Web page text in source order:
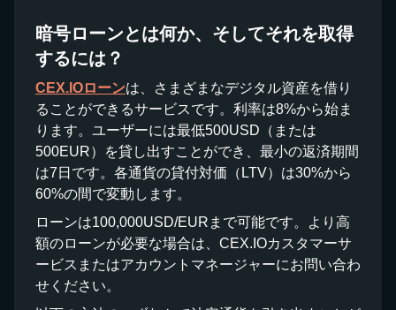
暗号ローンとは何か、そしてそれを取得
するには？
CEX.IOローンは、さまざまなデジタル資産を借り
ることができるサービスです。利率は8%から始ま
ります。ユーザーには最低500USD（または
500EUR）を貸し出すことができ、最小の返済期間
は7日です。各通貨の貸付対価（LTV）は30%から
60%の間で変動します。
ローンは100,000USD/EURまで可能です。より高
額のローンが必要な場合は、CEX.IOカスタマーサ
ービスまたはアカウントマネージャーにお問い合わ
せください。